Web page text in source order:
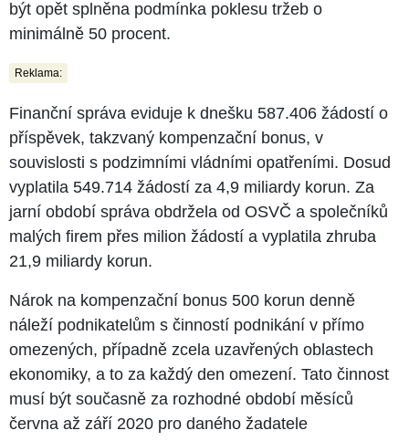
být opět splněna podmínka poklesu tržeb o
minimálně 50 procent.
Reklama:
Finanční správa eviduje k dnešku 587.406 žádostí o
příspěvek, takzvaný kompenzační bonus, v
souvislosti s podzimními vládními opatřeními. Dosud
vyplatila 549.714 žádostí za 4,9 miliardy korun. Za
jarní období správa obdržela od OSVČ a společníků
malých firem přes milion žádostí a vyplatila zhruba
21,9 miliardy korun.
Nárok na kompenzační bonus 500 korun denně
náleží podnikatelům s činností podnikání v přímo
omezených, případně zcela uzavřených oblastech
ekonomiky, a to za každý den omezení. Tato činnost
musí být současně za rozhodné období měsíců
června až září 2020 pro daného žadatele